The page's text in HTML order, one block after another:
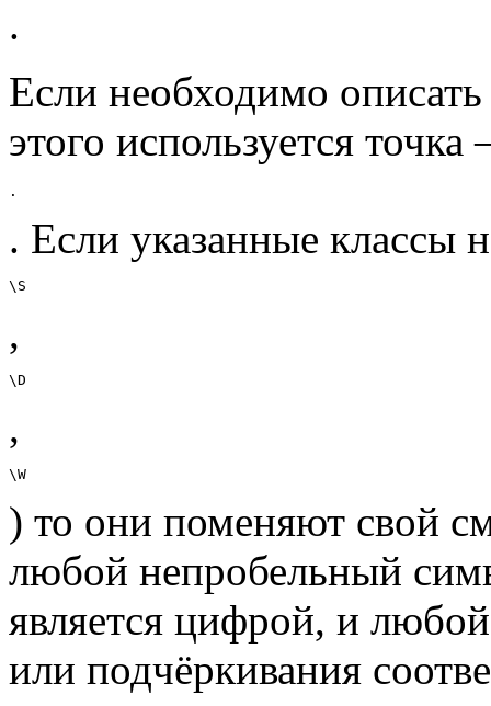
.
Если необходимо
этого используется
.
. Если указанные классы
\S
,
\D
,
\W
) то они поменяют свой
любой непробельный
является цифрой, и
или подчёркивания